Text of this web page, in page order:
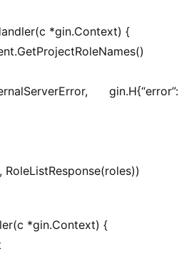
*gin.Context) {
gin.H{“error”:
*gin.Context) {